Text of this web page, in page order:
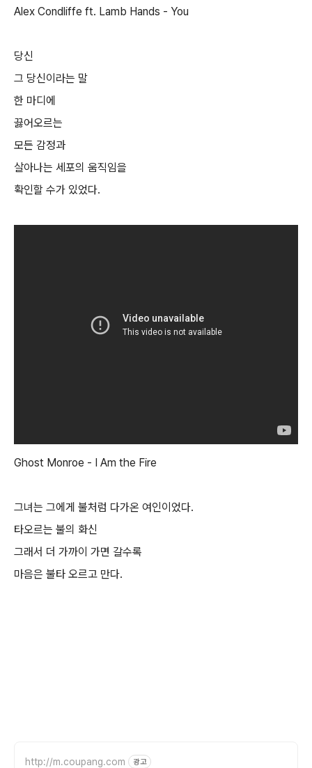
Alex Condliffe ft. Lamb Hands - You
당신
그 당신이라는 말
한 마디에
끓어오르는
모든 감정과
살아나는 세포의 움직임을
확인할 수가 있었다.
Ghost Monroe - I Am the Fire
그녀는 그에게 불처럼 다가온 여인이었다.
타오르는 불의 화신
그래서 더 가까이 가면 갈수록
마음은 불타 오르고 만다.
http://m.coupang.com 광고